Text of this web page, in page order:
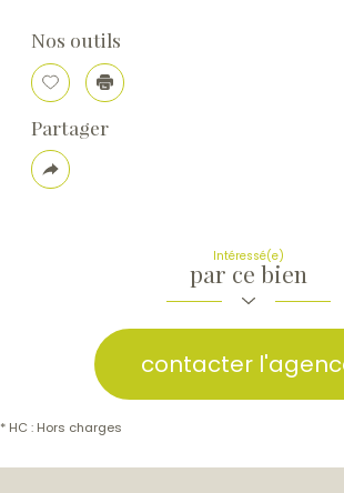
Nos outils
Sélectionner
Imprimer
Partager
Plus
de
Intéressé(e)
par ce bien
contacter
* HC : Hors charges